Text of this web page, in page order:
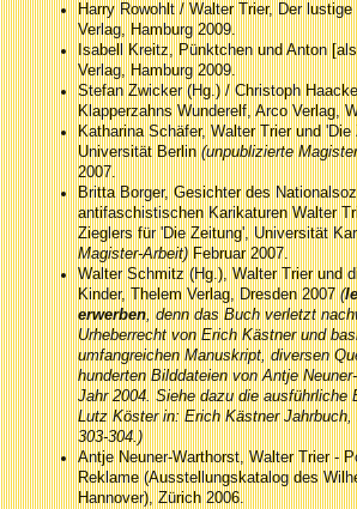
Harry Rowohlt / Walter Trier, Der
Verlag, Hamburg 2009.
Isabell Kreitz, Pünktchen und Anton
Verlag, Hamburg 2009.
Stefan Zwicker (Hg.) / Christoph
Klapperzahns Wunderelf, Arco Verlag,
Katharina Schäfer, Walter Trier und 'Die
Universität Berlin (unpublizierte
2007.
Britta Borger, Gesichter des
antifaschistischen Karikaturen Walter
Zieglers für 'Die Zeitung', Universität
Magister-Arbeit) Februar 2007.
Walter Schmitz (Hg.), Walter Trier und
Kinder, Thelem Verlag, Dresden 2007 (
erwerben, denn das Buch verletzt
Urheberrecht von Erich Kästner und
umfangreichen Manuskript, diversen
hunderten Bilddateien von Antje
Jahr 2004. Siehe dazu die ausführliche
Lutz Köster in: Erich Kästner Jahrbuch,
303-304.)
Antje Neuner-Warthorst, Walter Trier -
Reklame (Ausstellungskatalog des
Hannover), Zürich 2006.